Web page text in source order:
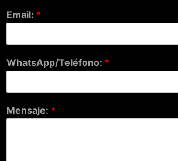
Email: *
WhatsApp/Teléfono: *
Mensaje: *